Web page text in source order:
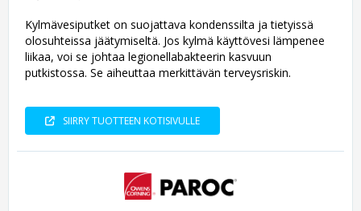
Kylmävesiputket on suojattava kondenssilta ja tietyissä
olosuhteissa jäätymiseltä. Jos kylmä käyttövesi lämpenee
liikaa, voi se johtaa legionellabakteerin kasvuun
putkistossa. Se aiheuttaa merkittävän terveysriskin.
SIIRRY TUOTTEEN KOTISIVULLE